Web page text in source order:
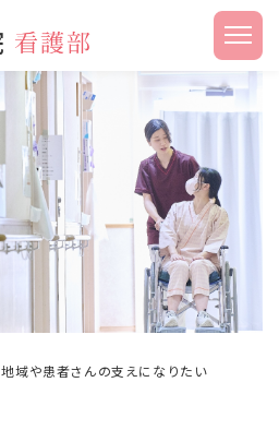
地域や患者さんの支えになりたい